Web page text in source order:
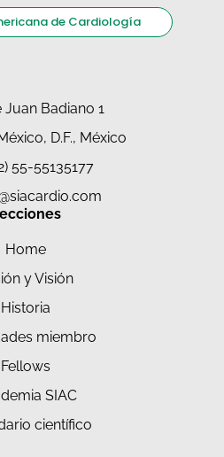
de Cardiología
Juan Badiano 1
D.F., México
55-55135177
Home
y Visión
Historia
miembro
Fellows
SIAC
científico